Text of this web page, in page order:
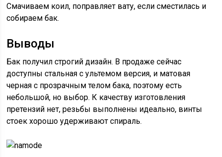
Смачиваем коил, поправляет вату, если сместилась и
собираем бак.
Выводы
Бак получил строгий дизайн. В продаже сейчас
доступны стальная с ультемом версия, и матовая
черная с прозрачным телом бака, поэтому есть
небольшой, но выбор. К качеству изготовления
претензий нет, резьбы выполнены идеально, винты
стоек хорошо удерживают спираль.